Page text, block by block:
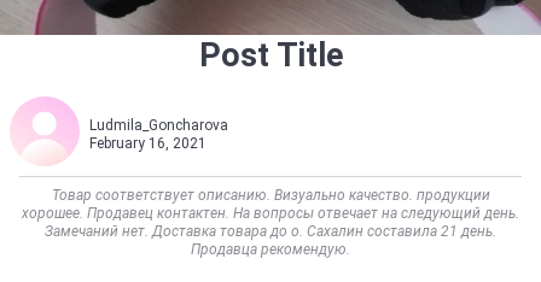
Post Title
Ludmila_Goncharova
February 16, 2021
Товар соответствует описанию. Визуально качество. продукции
хорошее. Продавец контактен. На вопросы отвечает на следующий день.
Замечаний нет. Доставка товара до о. Сахалин составила 21 день.
Продавца рекомендую.